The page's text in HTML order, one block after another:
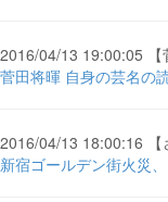
2016/04/13 19:00:05 【
菅田将暉 自身の芸名の
2016/04/13 18:00:16 【
新宿ゴールデン街火災